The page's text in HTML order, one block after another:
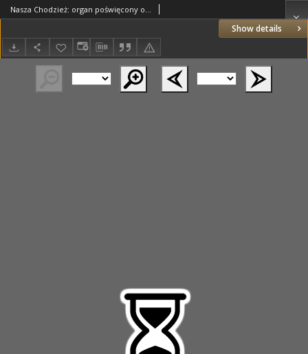
Show details
Nasza Chodzież: organ poświęcony obronie interesów narodowych na zachodnich ziemiach Polski 1935.07.30 R.6 Nr173